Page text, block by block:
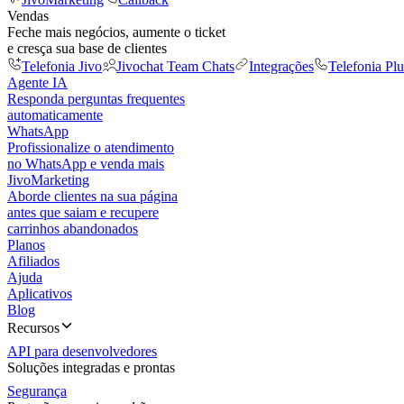
Vendas
Feche mais negócios, aumente o ticket
e cresça sua base de clientes
Telefonia Jivo
Jivochat Team Chats Integrações Telefonia
Agente IA
Responda perguntas frequentes
automaticamente
WhatsApp
Profissionalize o atendimento
no WhatsApp e venda mais
JivoMarketing
Aborde clientes na sua página
antes que saiam e recupere
carrinhos abandonados
Planos
Afiliados
Ajuda
Aplicativos
Blog
Recursos
API para desenvolvedores
Soluções integradas e prontas
Segurança